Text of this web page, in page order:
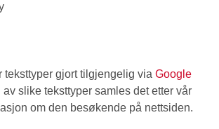
teksttyper gjort tilgjengelig via Google
av slike teksttyper samles det etter vår
om den besøkende på nettsiden.